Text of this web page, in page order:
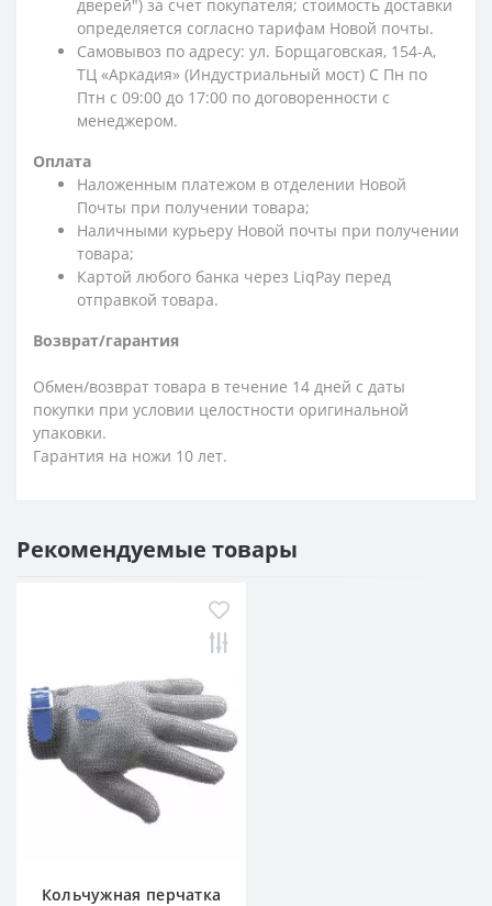
дверей") за счет покупателя; стоимость доставки
определяется согласно тарифам Новой почты.
Самовывоз по адресу: ул. Борщаговская, 154-А,
ТЦ «Аркадия» (Индустриальный мост) С Пн по
Птн с 09:00 до 17:00 по договоренности с
менеджером.
Оплата
Наложенным платежом в отделении Новой
Почты при получении товара;
Наличными курьеру Новой почты при получении
товара;
Картой любого банка через LiqPay перед
отправкой товара.
Возврат/гарантия
Обмен/возврат товара в течение 14 дней с даты
покупки при условии целостности оригинальной
упаковки.
Гарантия на ножи 10 лет.
Рекомендуемые товары
Кольчужная перчатка